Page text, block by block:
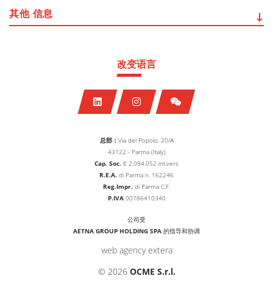
总部： Via del Popolo, 20/A
43122 - Parma (Italy)
Cap. Soc. € 2.094.052 int.vers
R.E.A. di Parma n. 162246
Reg.Impr. di Parma C.F.
P.IVA00786410340
公司受
AETNA GROUP HOLDING SPA 的指导和协调
web agency extera
© 2026 OCME S.r.l.
改变语言
其他 信息